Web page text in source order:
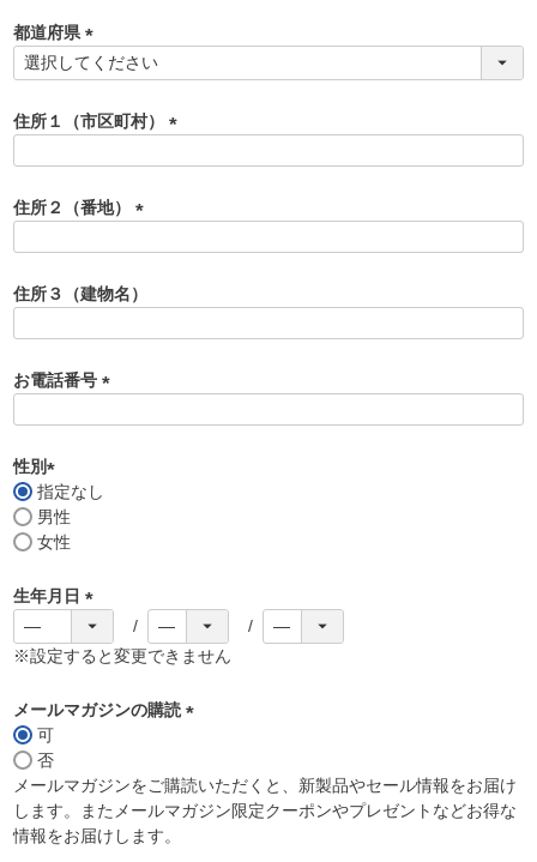
須
)
都道府県
(
須
)
住所１（市区町村）
)
住所２（番地）
須
)
住所３（建物名）
お電話番号
性別
(
必
須
指定なし
男性
女性
生年月日
(
必
)
※設定すると変更できません
メールマガジンの購読
須
)
可
否
メールマガジンをご購読いただくと、新製品やセール情報をお届け
します。またメールマガジン限定クーポンやプレゼントなどお得な
情報をお届けします。